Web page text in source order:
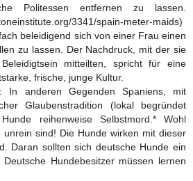
Politessen entfernen zu lassen.
3341/spain-meter-maids)
beleidigend sich von einer Frau einen
zu lassen. Der Nachdruck, mit der sie
mitteilten, spricht für eine
frische, junge Kultur.
In anderen Gegenden Spaniens, mit
Glaubenstradition (lokal begründet
reihenweise Selbstmord.* Wohl
unrein sind! Die Hunde wirken mit dieser
Daran sollten sich deutsche Hunde ein
Deutsche Hundebesitzer müssen lernen